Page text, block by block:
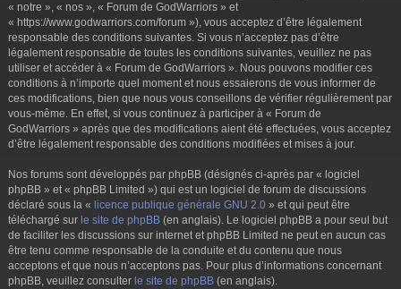
« notre », « nos », « Forum de GodWarriors » et
« https://www.godwarriors.com/forum »), vous acceptez d’être légalement
responsable des conditions suivantes. Si vous n’acceptez pas d’être
légalement responsable de toutes les conditions suivantes, veuillez ne pas
utiliser et accéder à « Forum de GodWarriors ». Nous pouvons modifier ces
conditions à n’importe quel moment et nous essaierons de vous informer de
ces modifications, bien que nous vous conseillons de vérifier régulièrement par
vous-même. En effet, si vous continuez à participer à « Forum de
GodWarriors » après que des modifications aient été effectuées, vous acceptez
d’être légalement responsable des conditions modifiées et mises à jour.
Nos forums sont développés par phpBB (désignés ci-après par « logiciel
phpBB » et « phpBB Limited ») qui est un logiciel de forum de discussions
déclaré sous la « licence publique générale GNU 2.0 » et qui peut être
téléchargé sur le site de phpBB (en anglais). Le logiciel phpBB a pour seul but
de faciliter les discussions sur internet et phpBB Limited ne peut en aucun cas
être tenu comme responsable de la conduite et du contenu que nous
acceptons et que nous n’acceptons pas. Pour plus d’informations concernant
phpBB, veuillez consulter le site de phpBB (en anglais).